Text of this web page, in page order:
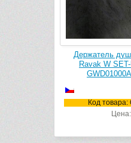
Держатель
Ravak W
Код товара:
Цена: